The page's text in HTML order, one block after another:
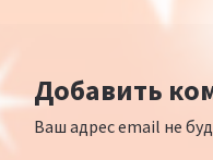
Добавить
Ваш адрес email не